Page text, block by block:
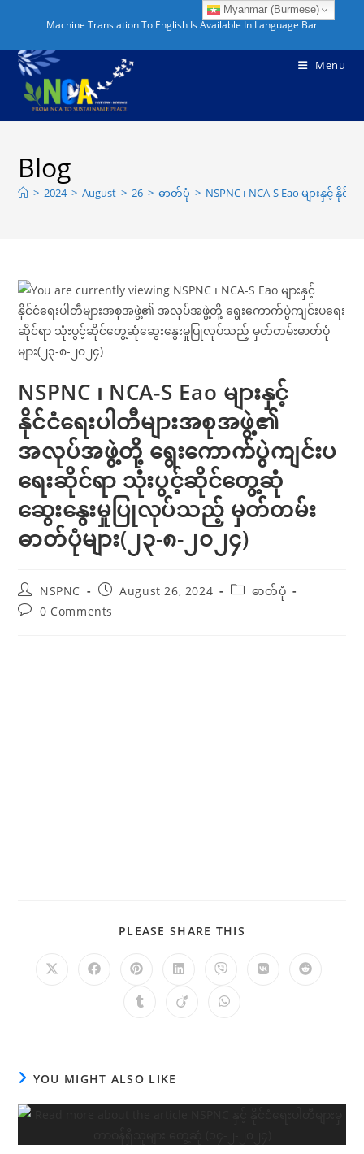
Machine Translation To English Is Available In Language Bar
Menu
Blog
> 2024 > August > 26 > ဓာတ်ပုံ > NSPNC ၊ NCA-S Eao မျာ
NSPNC ၊ NCA-S Eao များနှင့်
နိုင်ငံရေးပါတီများအစုအဖွဲ့၏
အလုပ်အဖွဲ့တို့ ရွေးကောက်ပွဲကျင်းပ
ရေးဆိုင်ရာ သုံးပွင့်ဆိုင်တွေ့ဆုံ
ဆွေးနွေးမှုပြုလုပ်သည့် မှတ်တမ်း
ဓာတ်ပုံများ(၂၃-၈-၂၀၂၄)
NSPNC August 26, 2024
ဓာတ်ပုံ
0 Comments
PLEASE SHARE THIS
YOU MIGHT ALSO LIKE
Myanmar (Burmese)